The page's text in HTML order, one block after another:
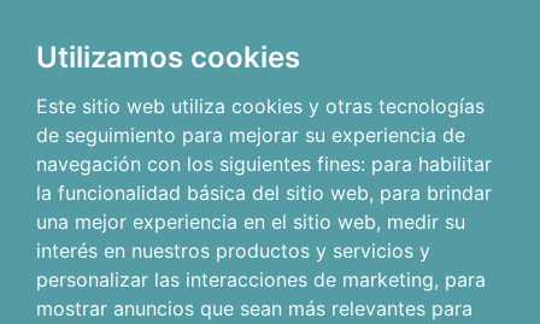
Utilizamos cookies
Este sitio web utiliza cookies y otras tecnologías
de seguimiento para mejorar su experiencia de
navegación con los siguientes fines: para habilitar
la funcionalidad básica del sitio web, para brindar
una mejor experiencia en el sitio web, medir su
interés en nuestros productos y servicios y
personalizar las interacciones de marketing, para
mostrar anuncios que sean más relevantes para